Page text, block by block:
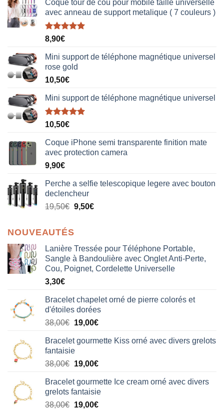
Coque tour de cou pour mobile taille universelle
avec anneau de support metalique ( 7 couleurs )
Note5.00
8,90€
Mini support de téléphone magnétique universel
rose gold
10,50€
Mini support de téléphone magnétique universel
Note5.00
10,50€
Coque iPhone semi transparente finition mate
avec protection camera
9,90€
Perche a selfie telescopique legere avec bouton
declencheur
19,50€ 9,50€
NOUVEAUTÉS
Lanière Tressée pour Téléphone Portable,
Sangle à Bandoulière avec Onglet Anti-Perte,
Cou, Poignet, Cordelette Universelle
3,30€
Bracelet chapelet orné de pierre colorés et
d'étoiles dorées
38,00€ Le
initial
était :
38,00€.
19,00€Le
actuel
19,00€.
Bracelet gourmette Kiss orné avec divers grelots
fantaisie
38,00€ Le
initial
était :
38,00€.
19,00€Le
actuel
est :
19,00€.
Bracelet gourmette Ice cream orné avec divers
grelots fantaisie
38,00€ Le
19,00€Le